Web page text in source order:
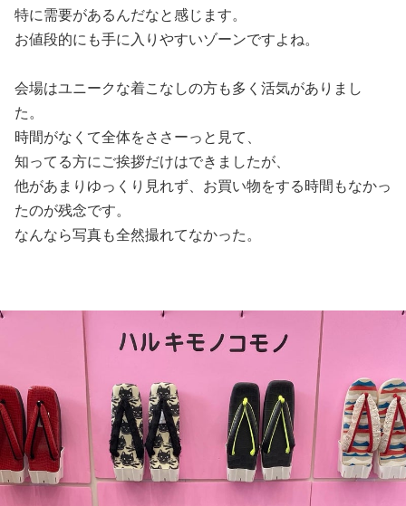
特に需要があるんだなと感じます。
お値段的にも手に入りやすいゾーンですよね。
会場はユニークな着こなしの方も多く活気がありまし
た。
時間がなくて全体をささーっと見て、
知ってる方にご挨拶だけはできましたが、
他があまりゆっくり見れず、お買い物をする時間もなかっ
たのが残念です。
なんなら写真も全然撮れてなかった。